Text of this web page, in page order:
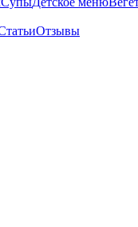
Отзывы